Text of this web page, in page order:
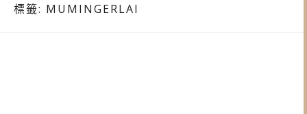
標籤: MUMINGERLAI